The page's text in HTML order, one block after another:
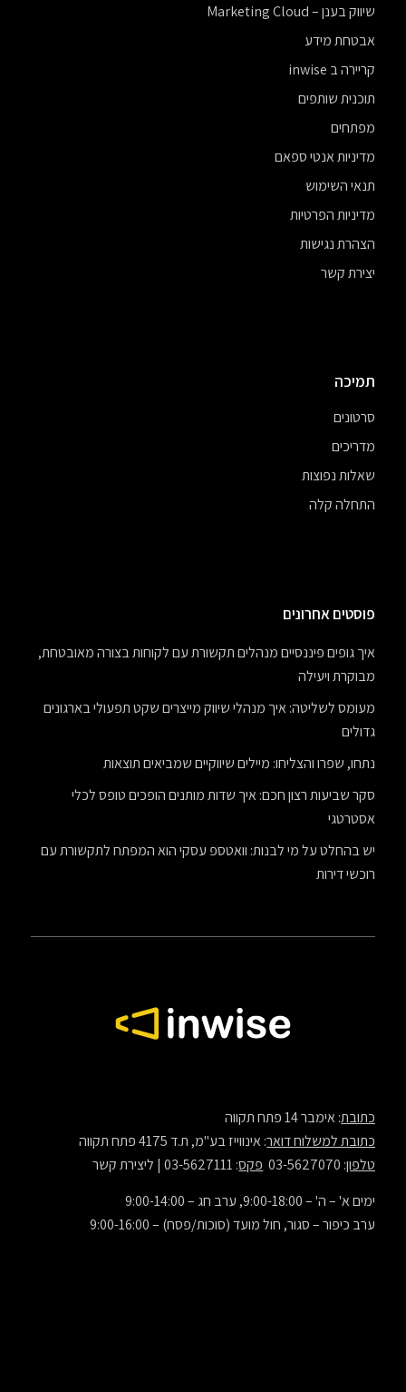
שיווק בענן – Marketing Cloud
אבטחת מידע
קריירה ב inwise
תוכנית שותפים
מפתחים
מדיניות אנטי ספאם
תנאי השימוש
מדיניות הפרטיות
הצהרת נגישות
יצירת קשר
תמיכה
סרטונים
מדריכים
שאלות נפוצות
התחלה קלה
פוסטים אחרונים
איך גופים פיננסיים מנהלים תקשורת עם לקוחות בצורה מאובטחת,
מבוקרת ויעילה
מעומס לשליטה: איך מנהלי שיווק מייצרים שקט תפעולי בארגונים
גדולים
נתחו, שפרו והצליחו: מיילים שיווקיים שמביאים תוצאות
סקר שביעות רצון חכם: איך שדות מותנים הופכים טופס לכלי
אסטרטגי
יש בהחלט על מי לבנות: וואטספ עסקי הוא המפתח לתקשורת עם
רוכשי דירות
כתובת: אימבר 14 פתח תקווה
כתובת למשלוח דואר: אינווייז בע"מ, ת.ד 4175 פתח תקווה
טלפון: 03-5627070 פקס: 03-5627111 |
ליצירת קשר
ימים א' – ה' – 9:00-18:00, ערב חג – 9:00-14:00
ערב כיפור – סגור, חול מועד (סוכות/פסח) – 9:00-16:00